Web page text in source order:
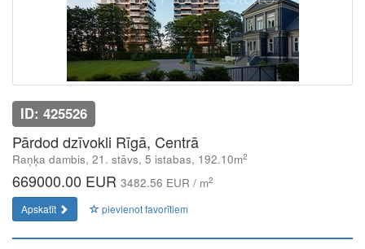
ID: 425526
Pārdod dzīvokli Rīgā, Centrā
Raņķa dambis, 21. stāvs, 5 istabas, 192.10m2
669000.00 EUR 3482.56 EUR / m2
Apskatīt pievienot favorītiem